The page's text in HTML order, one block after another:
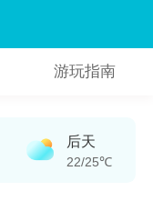
游玩指南
后天
22/25℃